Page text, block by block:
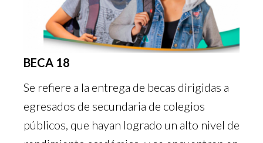
BECA 18
Se refiere a la entrega de becas dirigidas a
egresados de secundaria de colegios
públicos, que hayan logrado un alto nivel de